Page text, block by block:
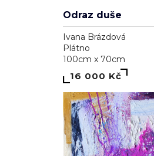
Odraz duše
Ivana Brázdová
Plátno
100cm x 70cm
16 000 Kč